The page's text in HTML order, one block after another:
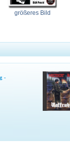
größeres Bild
-